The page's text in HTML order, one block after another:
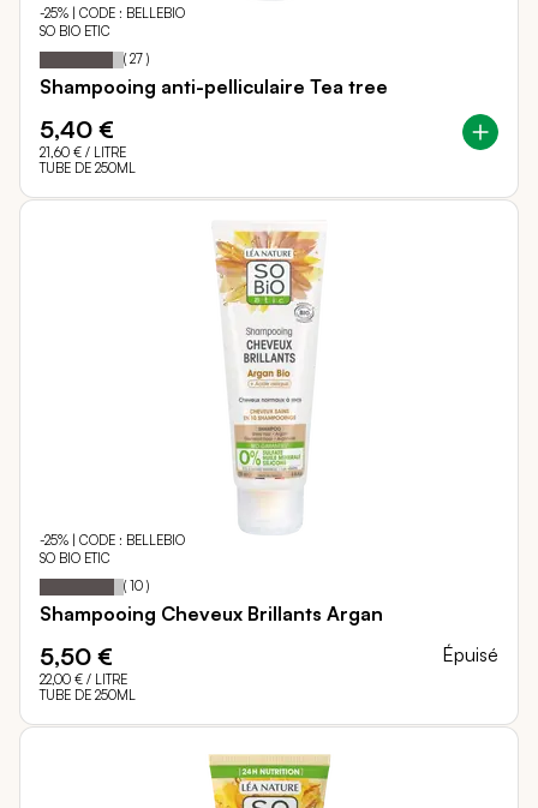
-25% | CODE : BELLEBIO
SO BIO ETIC
Notation: 87
% of
( 27 )
Shampooing anti-pelliculaire Tea tree
5,40 €
21,60 € / LITRE
TUBE DE 250ML
-25% | CODE : BELLEBIO
SO BIO ETIC
Notation: 88
% of
( 10 )
Shampooing Cheveux Brillants Argan
5,50 €
22,00 € / LITRE
TUBE DE 250ML
Épuisé